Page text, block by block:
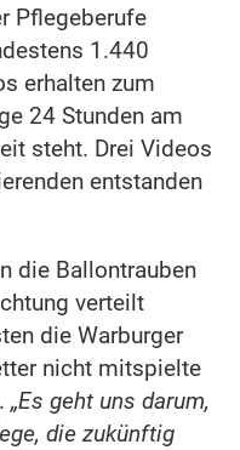
Pflegeberufe
1.440
erhalten zum
24 Stunden am
steht. Drei Videos
entstanden
die Ballontrauben
verteilt
die Warburger
nicht mitspielte
„Es geht uns darum,
die zukünftig